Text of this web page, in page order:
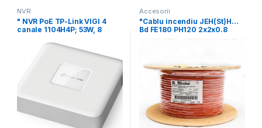
NVR
" NVR PoE TP-Link VIGI 4
canale 1104H4P; 53W, 8
Accesorii
"Cablu incendiu JEH(St)H…
Bd FE180 PH120 2x2x0.8